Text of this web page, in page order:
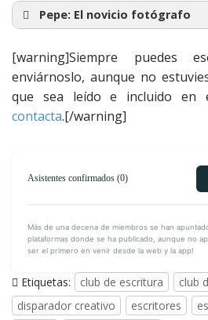
la espalda trabajando
Pepe: El novicio fotógrafo
[warning]Siempre
enviárnoslo, aunque no
que sea leído e incluido en
contacta.[/warning]
Asistentes confirmados (0)
Más de una decena de miembros se han
plataformas donde se ha publicado, aunque no
ser el primero en venir desde la web y la app!
Etiquetas: club de escritura club
disparador creativo
escritores